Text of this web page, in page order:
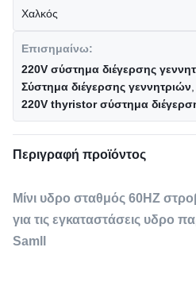
Χαλκός
Επισημαίνω:
220V σύστημα διέγερσης
Σύστημα διέγερσης γεννητριών
220V thyristor σύστημα
Περιγραφή προϊόντος
Μίνι υδρο σταθμός 60HZ
για τις εγκαταστάσεις υδρο
Samll